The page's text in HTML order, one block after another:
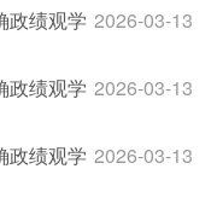
政绩观学 2026-03-13
政绩观学 2026-03-13
政绩观学 2026-03-13